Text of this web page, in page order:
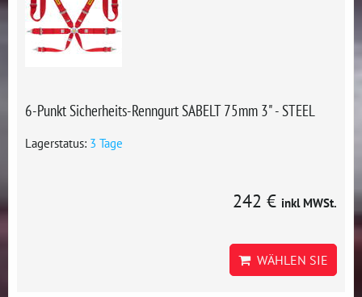
6-Punkt Sicherheits-Renngurt SABELT 75mm 3" - STEEL
Lagerstatus: 3 Tage
242 € inkl MWSt.
WÄHLEN SIE